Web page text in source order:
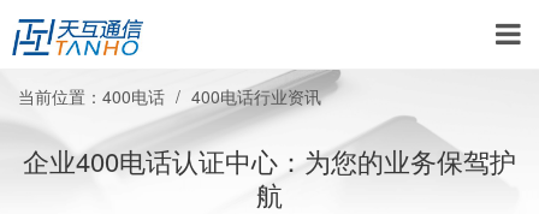
当前位置： 400电话 400电话行业资讯
企业400电话认证中心：为您的业务保驾护
航